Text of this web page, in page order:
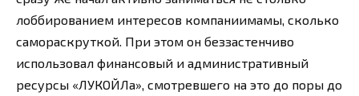
лоббированием интересов компаниимамы, сколько
самораскруткой. При этом он беззастенчиво
использовал финансовый и административный
ресурсы «ЛУКОЙЛа», смотревшего на это до поры до